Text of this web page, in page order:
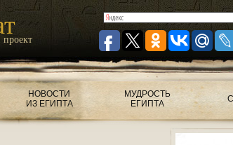
проект
НОВОСТИ
ИЗ ЕГИПТА
МУДРОСТЬ
ЕГИПТА